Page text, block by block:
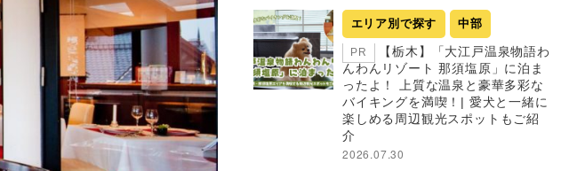
エリア別で探す 中部
PR
【栃木】「大江戸温泉物語わ
んわんリゾート 那須塩原」に泊ま
ったよ！ 上質な温泉と豪華多彩な
バイキングを満喫！| 愛犬と一緒に
楽しめる周辺観光スポットもご紹
介
2026.07.30